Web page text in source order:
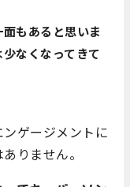
もあると思いま
なくなってきて
ゲージメントに
りません。